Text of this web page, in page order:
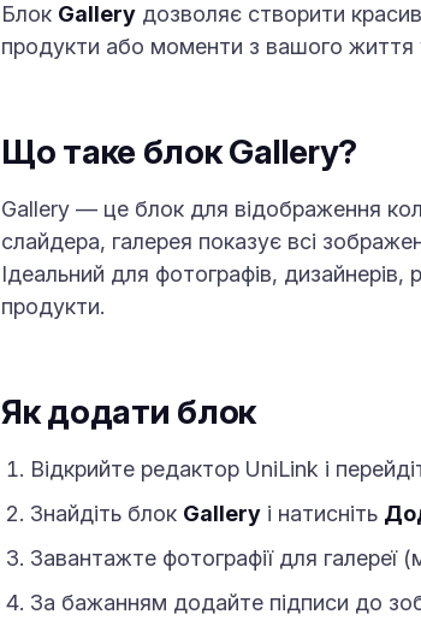
Блок Gallery дозволяє створити
продукти або моменти з вашого життя
Що таке блок Gallery?
Gallery — це блок для відображення
слайдера, галерея показує всі
Ідеальний для фотографів,
продукти.
Як додати блок
Відкрийте редактор UniLink і
Знайдіть блок Gallery і натисніть
Завантажте фотографії для галереї
За бажанням додайте підписи до